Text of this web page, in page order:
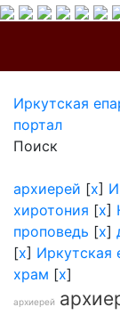
Иркутская
портал
Поиск
архиерей [x]
хиротония [x]
проповедь [x]
[x] Иркутская
храм [x]
архиерей